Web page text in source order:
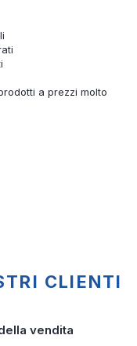
a prezzi molto
CLIENTI
vendita